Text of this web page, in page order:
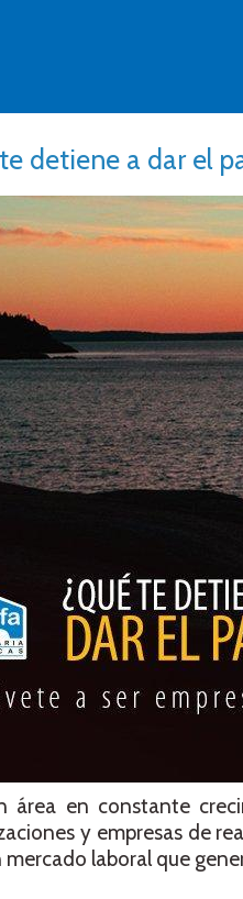
detiene a dar el
área en constante
y empresas de
laboral que